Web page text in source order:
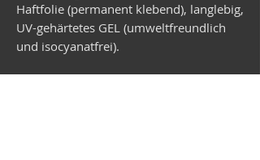
Haftfolie (permanent klebend), langlebig,
UV-gehärtetes GEL (umweltfreundlich
und isocyanatfrei).